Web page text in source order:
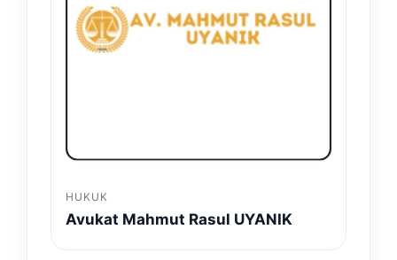
HUKUK
Avukat Mahmut Rasul UYANIK